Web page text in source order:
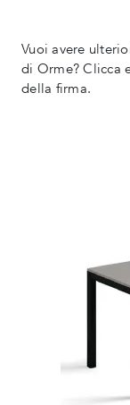
Vuoi avere
di Orme? Clicca
della firma.